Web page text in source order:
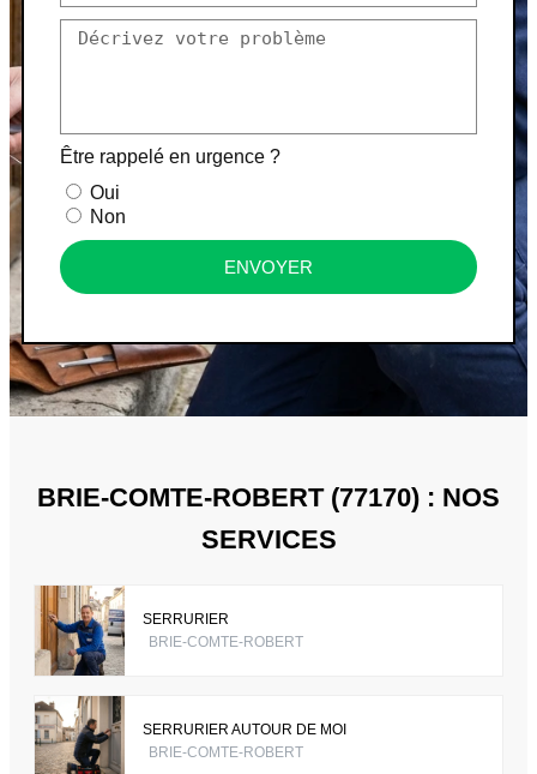
Être rappelé en urgence ?
Oui
Non
ENVOYER
BRIE-COMTE-ROBERT (77170) : NOS
SERVICES
SERRURIER
BRIE-COMTE-ROBERT
SERRURIER AUTOUR DE MOI
BRIE-COMTE-ROBERT